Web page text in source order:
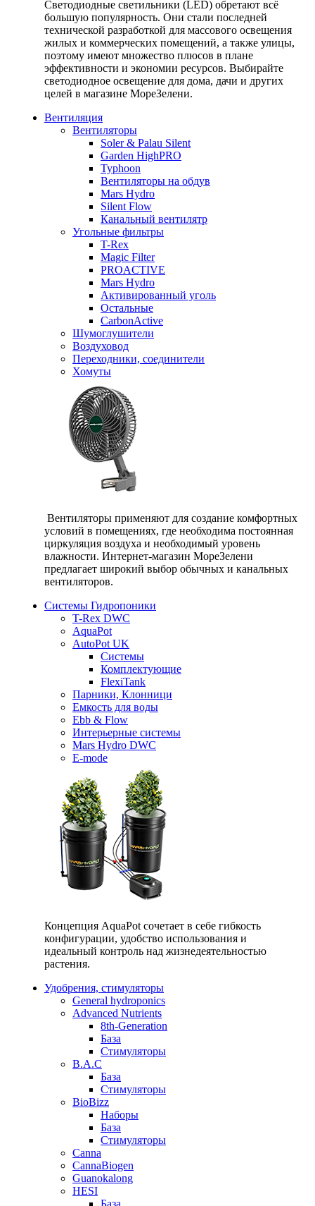
Светодиодные светильники (LED) обретают всё
большую популярность. Они стали последней
технической разработкой для массового освещения
жилых и коммерческих помещений, а также улицы,
поэтому имеют множество плюсов в плане
эффективности и экономии ресурсов. Выбирайте
светодиодное освещение для дома, дачи и других
целей в магазине МореЗелени.
Вентиляция
Вентиляторы
Soler & Palau Silent
Garden HighPRO
Typhoon
Вентиляторы на обдув
Mars Hydro
Silent Flow
Канальный вентилятр
Угольные фильтры
T-Rex
Magic Filter
PROACTIVE
Mars Hydro
Активированный уголь
Остальные
CarbonActive
Шумоглушители
Воздуховод
Переходники, соединители
Хомуты
Вентиляторы применяют для создание комфортных
условий в помещениях, где необходима постоянная
циркуляция воздуха и необходимый уровень
влажности. Интернет-магазин МореЗелени
предлагает широкий выбор обычных и канальных
вентиляторов.
Системы Гидропоники
T-Rex DWC
AquaPot
AutoPot UK
Системы
Комплектующие
FlexiTank
Парники, Клонници
Емкость для воды
Ebb & Flow
Интерьерные системы
Mars Hydro DWC
E-mode
Концепция AquaPot сочетает в себе гибкость
конфигурации, удобство использования и
идеальный контроль над жизнедеятельностью
растения.
Удобрения, стимуляторы
General hydroponics
Advanced Nutrients
8th-Generation
База
Стимуляторы
B.A.C
База
Стимуляторы
BioBizz
Наборы
База
Стимуляторы
Canna
CannaBiogen
Guanokalong
HESI
База